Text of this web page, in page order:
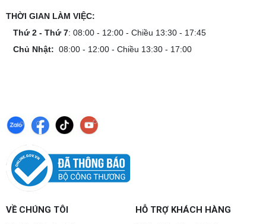
THỜI GIAN LÀM VIỆC:
Thứ 2 - Thứ 7: 08:00 - 12:00 - Chiều 13:30 - 17:45
Chủ Nhật: 08:00 - 12:00 - Chiều 13:30 - 17:00
VỀ CHÚNG TÔI HỖ TRỢ KHÁCH HÀNG